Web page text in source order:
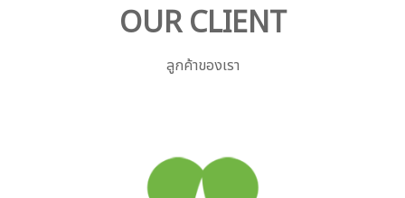
OUR CLIENT
ลูกค้าของเรา